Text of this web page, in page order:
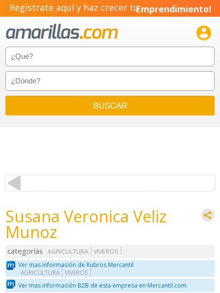
Regístrate aquí y haz crecer tuEmprendimiento!

Susana Veronica Veliz
Munoz
categorías AGRICULTURA
VIVEROS
Ver mas información de Rubros Mercantil
AGRICULTURA VIVEROS
Ver mas información B2B de esta empresa en Mercantil.com